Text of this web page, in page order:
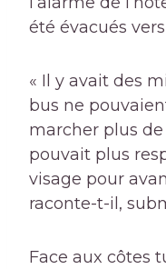
été évacués
« Il y avait des
bus ne
marcher plus
pouvait plus
visage pour
raconte-t-il,
Face aux côtes